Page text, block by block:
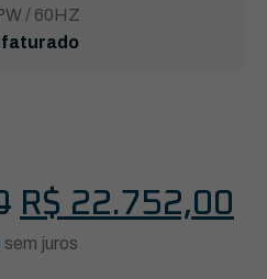
/ 60HZ
O
preço
R$ 22.752,00
sem juros